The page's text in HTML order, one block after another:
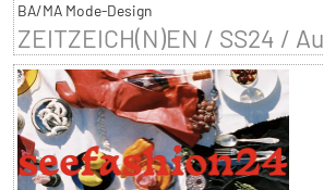
BA/MA Mode-Design
ZEITZEICH(N)EN / SS24 /